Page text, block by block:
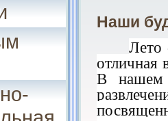
Наши
Лето
отличная
В нашем